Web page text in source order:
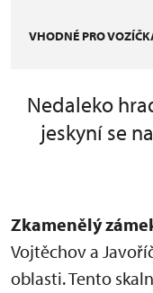
VHODNÉ PRO
Nedaleko
jeskyní se
Zkamenělý
Vojtěchov a
oblasti. Tento